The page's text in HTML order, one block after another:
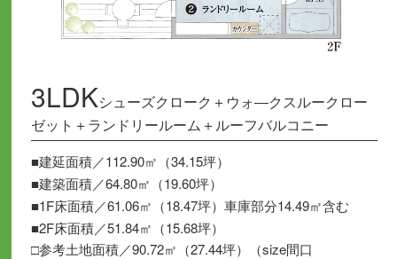
3LDKシューズクローク＋ウォ―クスルークロー
ゼット＋ランドリールーム＋ルーフバルコニー
■建延面積／112.90㎡（34.15坪）
■建築面積／64.80㎡（19.60坪）
■1F床面積／61.06㎡（18.47坪）車庫部分14.49㎡含む
■2F床面積／51.84㎡（15.68坪）
□参考土地面積／90.72㎡（27.44坪）（size間口